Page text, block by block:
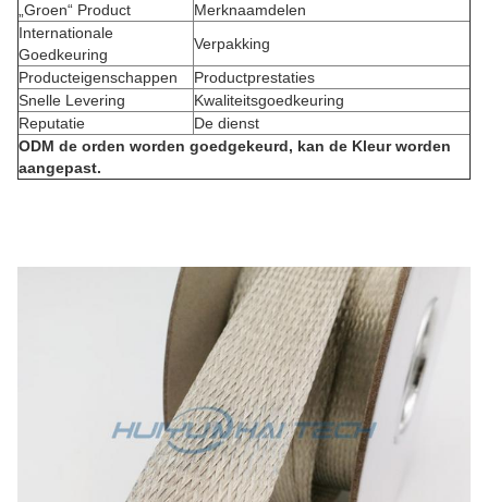
„Groen“ Product
Merknaamdelen
Internationale
Goedkeuring
Verpakking
Producteigenschappen
Productprestaties
Snelle Levering
Kwaliteitsgoedkeuring
Reputatie
De dienst
ODM de orden worden goedgekeurd, kan de Kleur worden
aangepast.